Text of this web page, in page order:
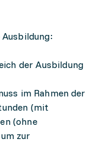
der Ausbildung
im Rahmen der
(mit
(ohne
zur